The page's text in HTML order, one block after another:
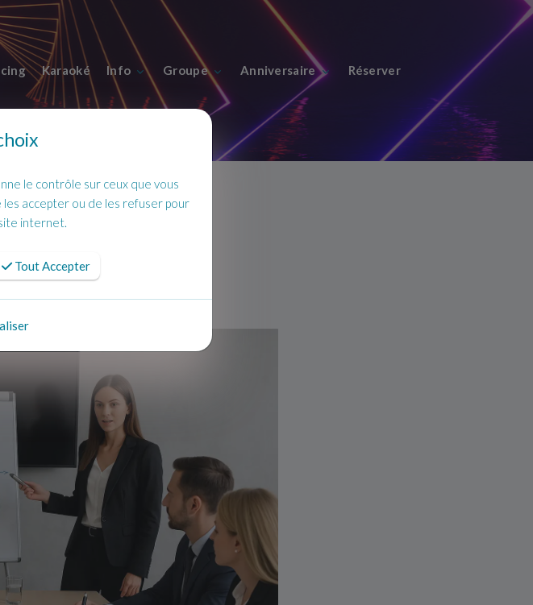
Karaoké Info Groupe Anniversaire Réserver
, 2025
le contrôle sur ceux que vous
les accepter ou de les refuser pour
internet.
Tout Accepter